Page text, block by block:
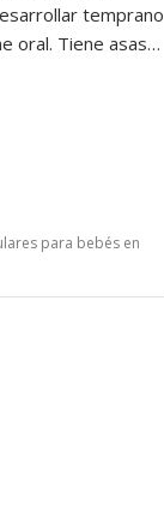
temprano
oral. Tiene asas…
para bebés en